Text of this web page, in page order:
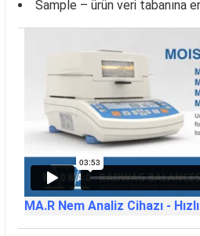
Sample – ürün veri tabanına
MA.R Nem Analiz Cihazı -